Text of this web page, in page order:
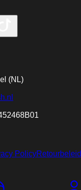
(NL)
PolicyRetourbeleid